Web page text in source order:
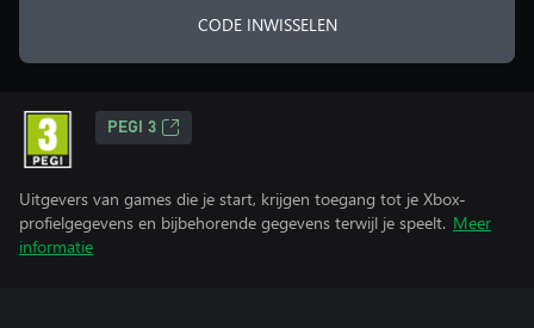
CODE INWISSELEN
PEGI 3
Uitgevers van games die je start, krijgen toegang tot je Xbox-
profielgegevens en bijbehorende gegevens terwijl je speelt. Meer
informatie